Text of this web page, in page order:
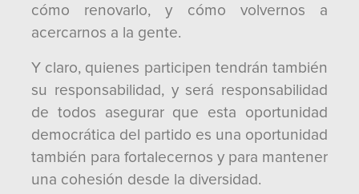
cómo renovarlo, y cómo volvernos a
acercarnos a la gente.
Y claro, quienes participen tendrán también
su responsabilidad, y será responsabilidad
de todos asegurar que esta oportunidad
democrática del partido es una oportunidad
también para fortalecernos y para mantener
una cohesión desde la diversidad.